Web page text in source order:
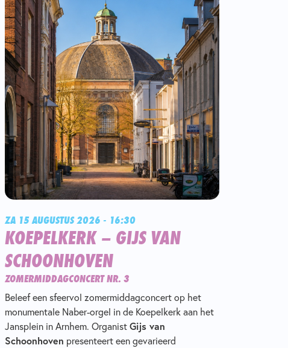
ZA 15 AUGUSTUS 2026 - 16:30
KOEPELKERK – GIJS VAN
SCHOONHOVEN
ZOMERMIDDAGCONCERT NR. 3
Beleef een sfeervol zomermiddagconcert op het
monumentale Naber-orgel in de Koepelkerk aan het
Jansplein in Arnhem. OrganistGijs van
Schoonhoven presenteert een gevarieerd